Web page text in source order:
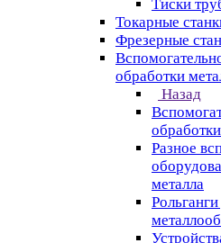
Тиски
Токарные
Фрезерные
обработки
Назад
Разное
металла